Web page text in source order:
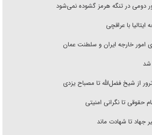
دومی در تنگه هرمز گشوده نمی‌شود
ایتالیا با عراقچی
امور خارجه ایران و سلطنت عمان
شد
از شیخ فضل‌الله تا مصباح یزدی
حقوقی تا نگرانی امنیتی
جهاد تا شهادت ماند